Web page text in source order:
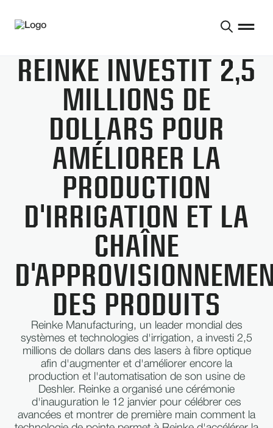
REINKE INVESTIT 2,5
MILLIONS DE
DOLLARS POUR
AMÉLIORER LA
PRODUCTION
D'IRRIGATION ET LA
CHAÎNE
DES PRODUITS
Reinke Manufacturing, un leader mondial des
systèmes et technologies d'irrigation, a investi 2,5
millions de dollars dans des lasers à fibre optique
afin d'augmenter et d'améliorer encore la
production et l'automatisation de son usine de
Deshler. Reinke a organisé une cérémonie
d'inauguration le 12 janvier pour célébrer ces
avancées et montrer de première main comment la